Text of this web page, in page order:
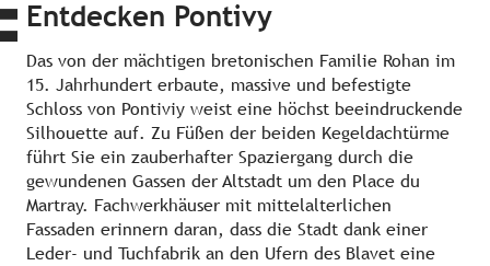
Entdecken Pontivy
Das von der mächtigen bretonischen Familie Rohan im
15. Jahrhundert erbaute, massive und befestigte
Schloss von Pontiviy weist eine höchst beeindruckende
Silhouette auf. Zu Füßen der beiden Kegeldachtürme
führt Sie ein zauberhafter Spaziergang durch die
gewundenen Gassen der Altstadt um den Place du
Martray. Fachwerkhäuser mit mittelalterlichen
Fassaden erinnern daran, dass die Stadt dank einer
Leder- und Tuchfabrik an den Ufern des Blavet eine